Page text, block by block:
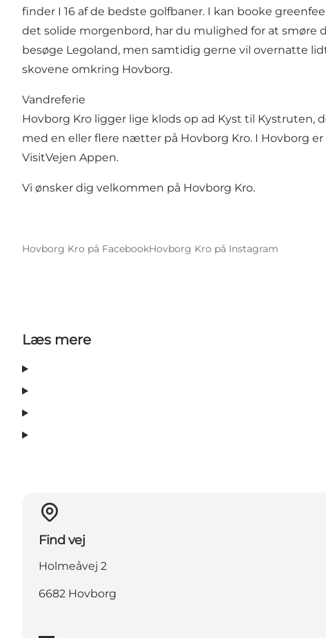
finder I 16 af de bedste golfbaner. I kan booke
det solide morgenbord, har du mulighed for at smøre
besøge Legoland, men samtidig gerne vil overnatte
skovene omkring Hovborg.
Vandreferie
Hovborg Kro ligger lige klods op ad Kyst til
med en eller flere nætter på Hovborg Kro. I Hovborg
VisitVejen Appen.
Vi ønsker dig velkommen på Hovborg Kro.
Hovborg Kro på FacebookHovborg Kro på Instagram
Læs mere
Find vej
Holmeåvej 2
6682 Hovborg